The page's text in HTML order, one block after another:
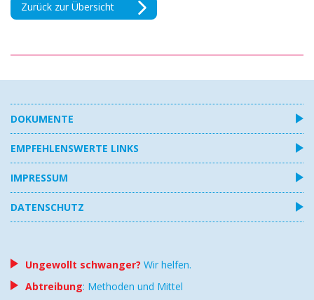
Zurück zur Übersicht
DOKUMENTE
EMPFEHLENSWERTE LINKS
IMPRESSUM
DATENSCHUTZ
Ungewollt schwanger? Wir helfen.
Abtreibung: Methoden und Mittel